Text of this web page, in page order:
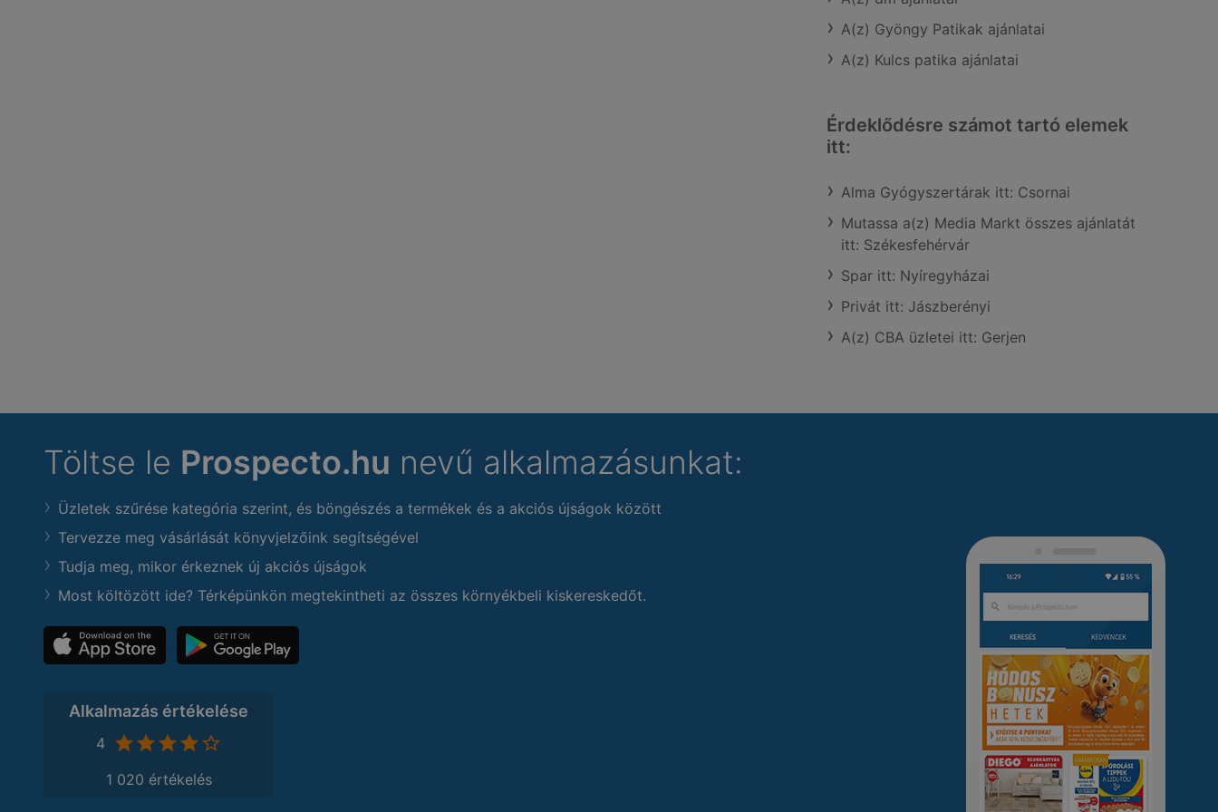
A(z) Gyöngy Patikak ajánlatai
A(z) Kulcs patika ajánlatai
Érdeklődésre számot tartó elemek
itt:
Alma Gyógyszertárak itt: Csornai
Mutassa a(z) Media Markt összes ajánlatát
itt: Székesfehérvár
Spar itt: Nyíregyházai
Privát itt: Jászberényi
A(z) CBA üzletei itt: Gerjen
Töltse le Prospecto.hu nevű alkalmazásunkat:
Üzletek szűrése kategória szerint, és böngészés a termékek és a akciós újságok között
Tervezze meg vásárlását könyvjelzőink segítségével
Tudja meg, mikor érkeznek új akciós újságok
Most költözött ide? Térképünkön megtekintheti az összes környékbeli kiskereskedőt.
Alkalmazás értékelése
4
1 020 értékelés